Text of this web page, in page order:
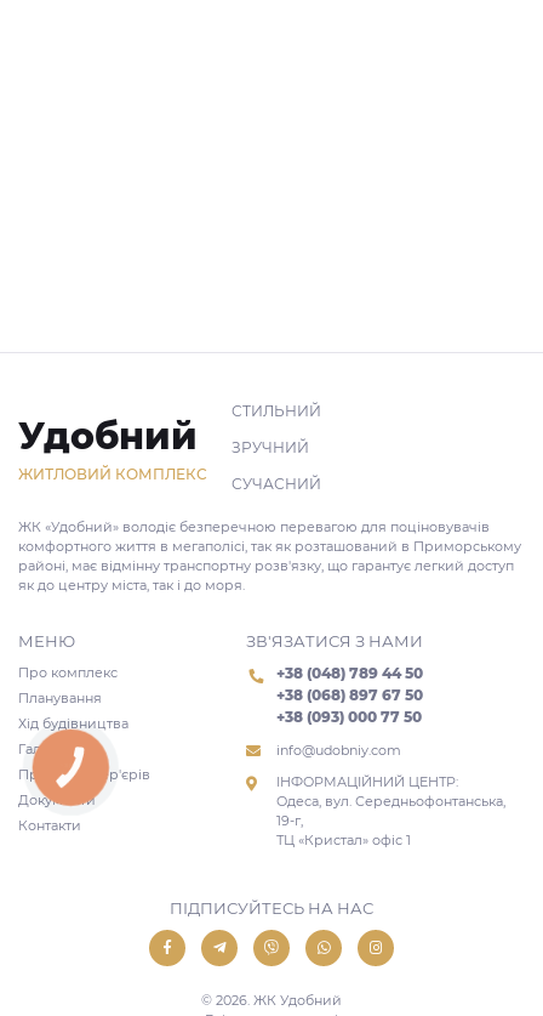
Удобний
ЖИТЛОВИЙ КОМПЛЕКС
СТИЛЬНИЙ
ЗРУЧНИЙ
СУЧАСНИЙ
ЖК «Удобний» володіє безперечною перевагою для поціновувачів
комфортного життя в мегаполісі, так як розташований в Приморському
районі, має відмінну транспортну розв'язку, що гарантує легкий доступ
як до центру міста, так і до моря.
МЕНЮ
Про комплекс
Планування
Хід будівництва
Галерея
Проекти інтер'єрів
Документи
Контакти
ЗВ'ЯЗАТИСЯ З НАМИ
+38 (048) 789 44 50
+38 (068) 897 67 50
+38 (093) 000 77 50
info@udobniy.com
ІНФОРМАЦІЙНИЙ ЦЕНТР:
Одеса, вул. Середньофонтанська,
19-г,
ТЦ «Кристал» офіс 1
ПІДПИСУЙТЕСЬ НА НАС
© 2026. ЖК Удобний
КНОПКА
ЗВ'ЯЗКУ